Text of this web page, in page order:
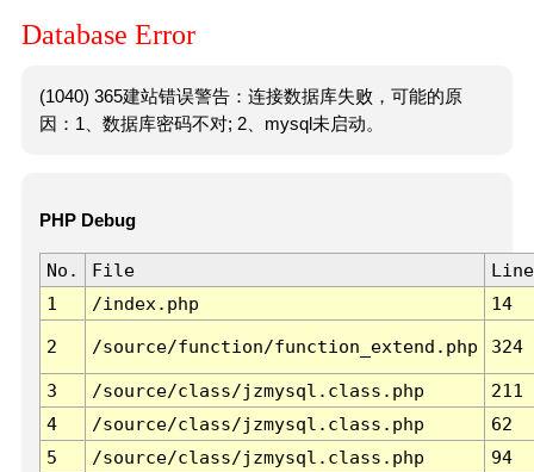
Database Error
(1040) 365建站错误警告：连接数据库失败，可能的原
因：1、数据库密码不对; 2、mysql未启动。
PHP Debug
No. File
Line
1
/index.php 14
2 /source/function/function_extend.php 324
3 /source/class/jzmysql.class.php
211
4
/source/class/jzmysql.class.php
62
5
/source/class/jzmysql.class.php
94